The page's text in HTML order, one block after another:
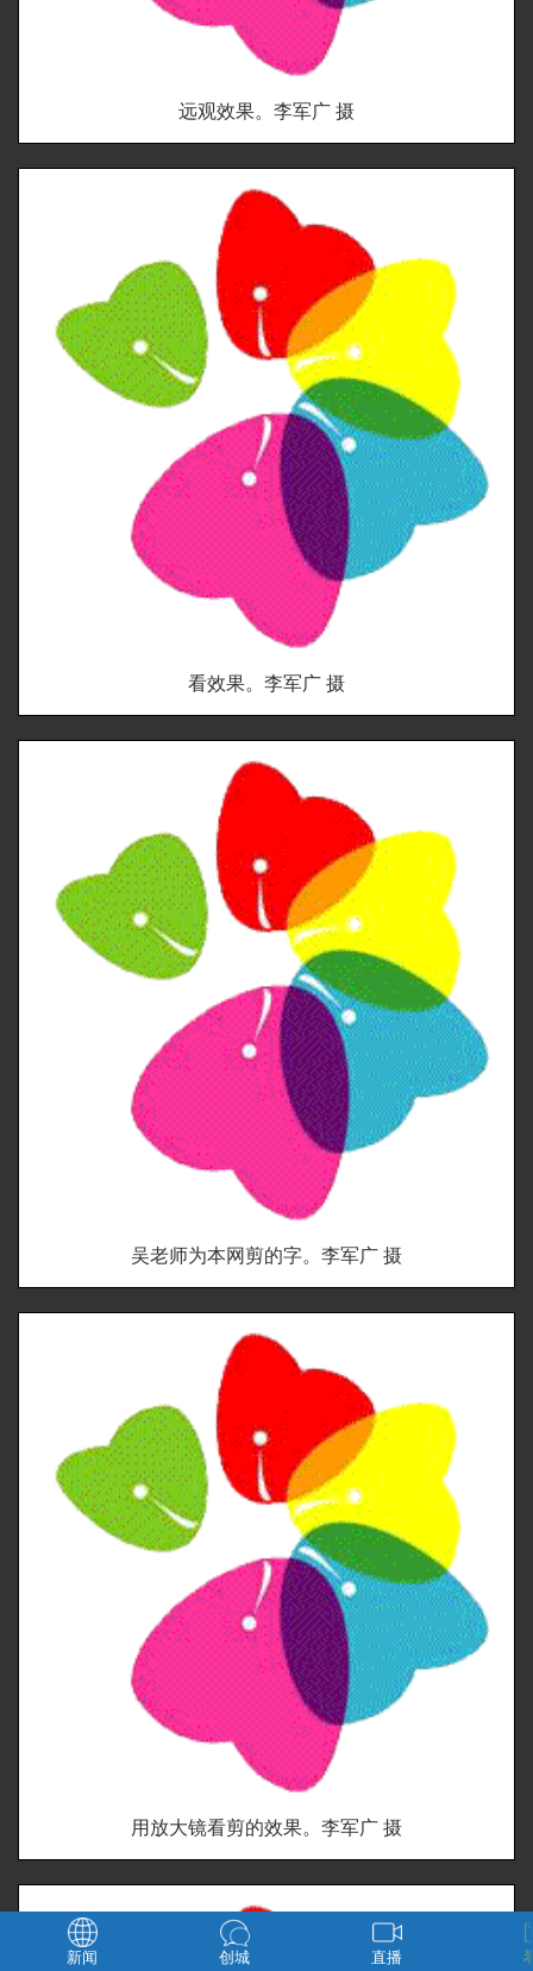
远观效果。李军广 摄
看效果。李军广 摄
吴老师为本网剪的字。李军广 摄
用放大镜看剪的效果。李军广 摄
新闻 创城 直播